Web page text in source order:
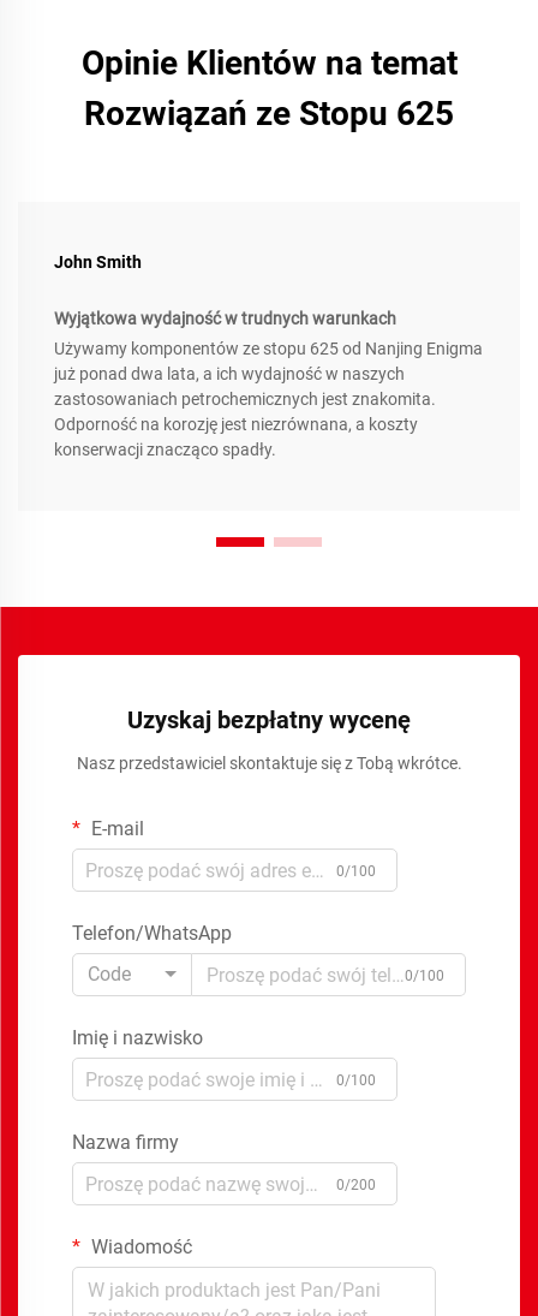
Opinie Klientów na temat
Rozwiązań ze Stopu 625
John Smith
Wyjątkowa wydajność w trudnych warunkach
Używamy komponentów ze stopu 625 od Nanjing Enigma
już ponad dwa lata, a ich wydajność w naszych
zastosowaniach petrochemicznych jest znakomita.
Odporność na korozję jest niezrównana, a koszty
konserwacji znacząco spadły.
Uzyskaj bezpłatny wycenę
Nasz przedstawiciel skontaktuje się z Tobą wkrótce.
E-mail
0/100
Telefon/WhatsApp
Code
0/100
Imię i nazwisko
0/100
Nazwa firmy
0/200
Wiadomość